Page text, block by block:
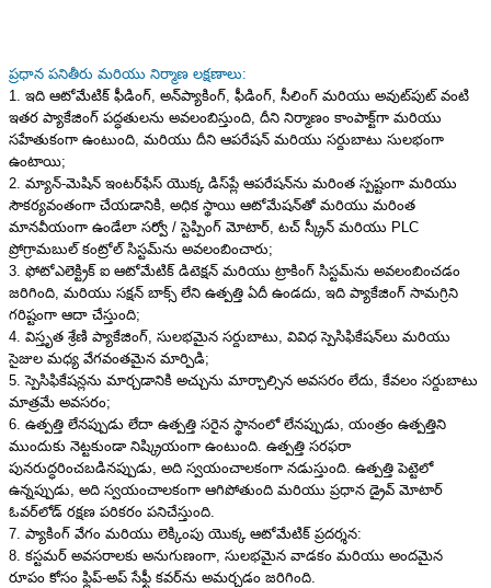
ప్రధాన పనితీరు మరియు నిర్మాణ లక్షణాలు:
1. ఇది ఆటోమేటిక్ ఫీడింగ్, అన్‌ప్యాకింగ్, ఫీడింగ్, సీలింగ్ మరియు అవుట్‌పుట్ వంటి
ఇతర ప్యాకేజింగ్ పద్ధతులను అవలంబిస్తుంది, దీని నిర్మాణం కాంపాక్ట్‌గా మరియు
సహేతుకంగా ఉంటుంది, మరియు దీని ఆపరేషన్ మరియు సర్దుబాటు సులభంగా
ఉంటాయి;
2. మ్యాన్-మెషిన్ ఇంటర్‌ఫేస్ యొక్క డిస్‌ప్లే ఆపరేషన్‌ను మరింత స్పష్టంగా మరియు
సౌకర్యవంతంగా చేయడానికి, అధిక స్థాయి ఆటోమేషన్‌తో మరియు మరింత
మానవీయంగా ఉండేలా సర్వో / స్టెప్పింగ్ మోటార్, టచ్ స్క్రీన్ మరియు PLC
ప్రోగ్రామబుల్ కంట్రోల్ సిస్టమ్‌ను అవలంబించారు;
3. ఫోటోఎలెక్ట్రిక్ ఐ ఆటోమేటిక్ డిటెక్షన్ మరియు ట్రాకింగ్ సిస్టమ్‌ను అవలంబించడం
జరిగింది, మరియు సక్షన్ బాక్స్ లేని ఉత్పత్తి ఏదీ ఉండదు, ఇది ప్యాకేజింగ్ సామగ్రిని
గరిష్టంగా ఆదా చేస్తుంది;
4. విస్తృత శ్రేణి ప్యాకేజింగ్, సులభమైన సర్దుబాటు, వివిధ స్పెసిఫికేషన్‌లు మరియు
సైజుల మధ్య వేగవంతమైన మార్పిడి;
5. స్పెసిఫికేషన్లను మార్చడానికి అచ్చును మార్చాల్సిన అవసరం లేదు, కేవలం సర్దుబాటు
మాత్రమే అవసరం;
6. ఉత్పత్తి లేనప్పుడు లేదా ఉత్పత్తి సరైన స్థానంలో లేనప్పుడు, యంత్రం ఉత్పత్తిని
ముందుకు నెట్టకుండా నిష్క్రియంగా ఉంటుంది. ఉత్పత్తి సరఫరా
పునరుద్ధరించబడినప్పుడు, అది స్వయంచాలకంగా నడుస్తుంది. ఉత్పత్తి పెట్టెలో
ఉన్నప్పుడు, అది స్వయంచాలకంగా ఆగిపోతుంది మరియు ప్రధాన డ్రైవ్ మోటార్
ఓవర్‌లోడ్ రక్షణ పరికరం పనిచేస్తుంది.
7. ప్యాకింగ్ వేగం మరియు లెక్కింపు యొక్క ఆటోమేటిక్ ప్రదర్శన:
8. కస్టమర్ అవసరాలకు అనుగుణంగా, సులభమైన వాడకం మరియు అందమైన
రూపం కోసం ఫ్లిప్-అప్ సేఫ్టీ కవర్‌ను అమర్చడం జరిగింది.